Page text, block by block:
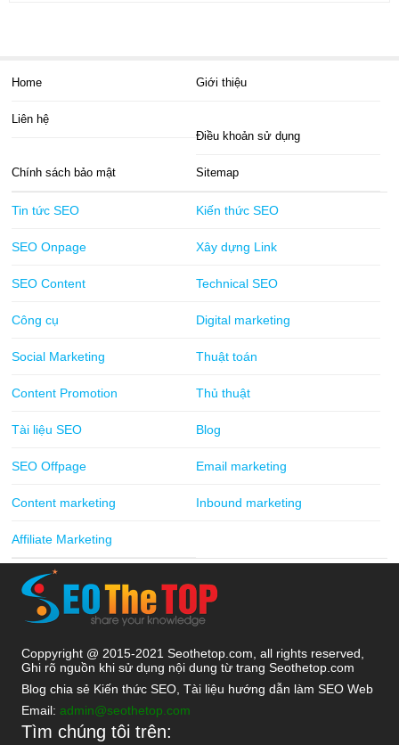
Home Giới thiệu
Liên hệ
Điều khoản sử dụng
Chính sách bảo mật Sitemap
Tin tức SEO Kiến thức SEO
SEO Onpage Xây dựng Link
SEO Content Technical SEO
Công cụ Digital marketing
Social Marketing Thuật toán
Content Promotion Thủ thuật
Tài liệu SEO Blog
SEO Offpage Email marketing
Content marketing Inbound marketing
Affiliate Marketing
Coppyright @ 2015-2021 Seothetop.com, all rights reserved,
Ghi rõ nguồn khi sử dụng nội dung từ trang Seothetop.com
Blog chia sẻ Kiến thức SEO, Tài liệu hướng dẫn làm SEO Web
Email: admin@seothetop.com
Tìm chúng tôi trên: